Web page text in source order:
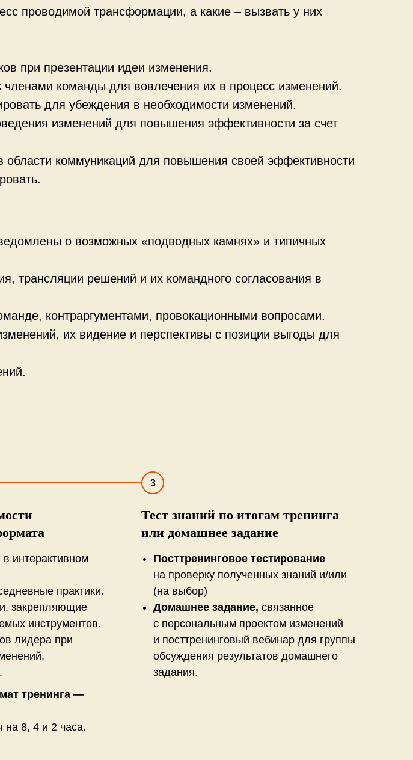
проводимой трансформации, а какие – вызвать у них
при презентации идеи изменения.
команды для вовлечения их в процесс изменений.
для убеждения в необходимости изменений.
изменений для повышения эффективности за счет
области коммуникаций для повышения своей эффективности
о возможных «подводных камнях» и типичных
трансляции решений и их командного согласования в
контраргументами, провокационными вопросами.
их видение и перспективы с позиции выгоды для
интерактивном
практики.
закрепляющие
инструментов.
лидера при
тренинга —
8, 4 и 2 часа.
Тест знаний по итогам тренинга
или домашнее задание
Посттренинговое тестирование
на проверку полученных знаний и/или
(на выбор)
Домашнее задание, связанное
с персональным проектом изменений
и посттренинговый вебинар для группы
обсуждения результатов домашнего
задания.